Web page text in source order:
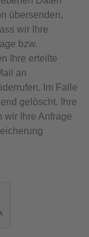
übersenden,
wir Ihre
bzw.
Ihre erteilte
an
Im Falle
gelöscht. Ihre
wir Ihre Anfrage